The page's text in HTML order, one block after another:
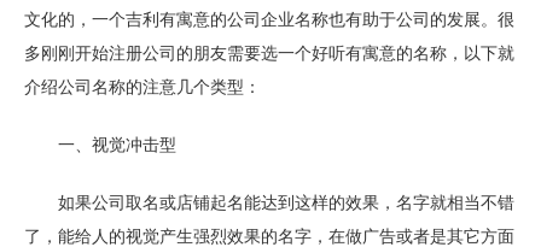
风水
文化的，一个吉利有寓意的公司企业名称也有助于公司的发展。很
多刚刚开始注册公司的朋友需要选一个好听有寓意的名称，以下就
介绍公司名称的注意几个类型：
一、视觉冲击型
如果公司取名或店铺起名能达到这样的效果，名字就相当不错
了，能给人的视觉产生强烈效果的名字，在做广告或者是其它方面